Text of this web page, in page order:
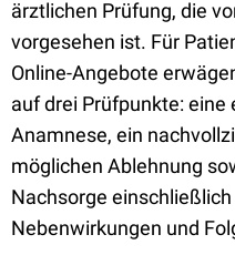
ärztlichen Prüfung, die
vorgesehen ist. Für
Online-Angebote
auf drei Prüfpunkte:
Anamnese, ein
möglichen Ablehnung
Nachsorge
Nebenwirkungen und